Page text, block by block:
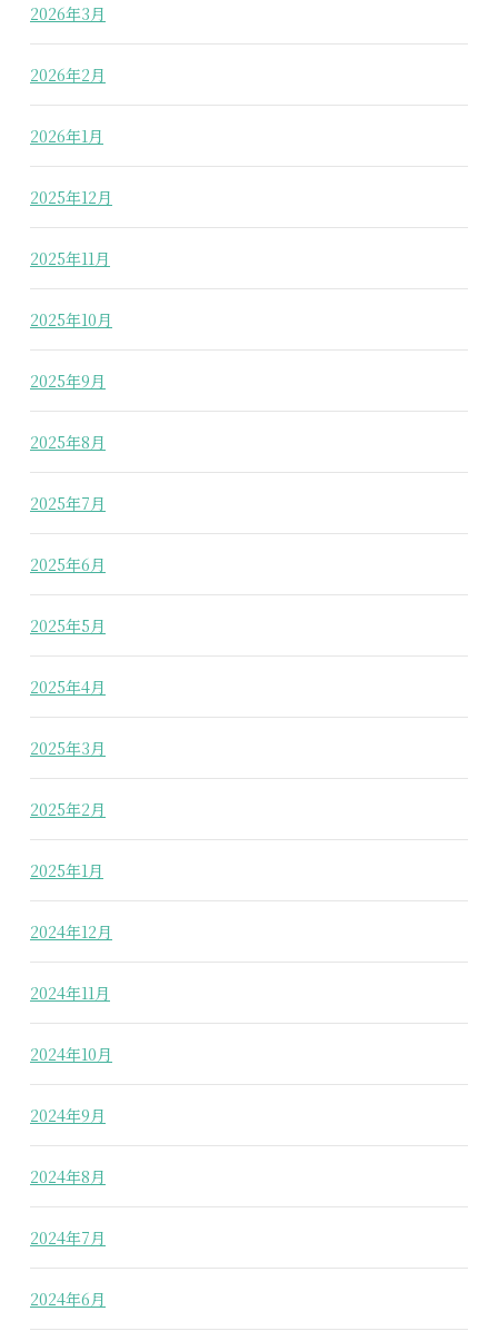
2026年3月
2026年2月
2026年1月
2025年12月
2025年11月
2025年10月
2025年9月
2025年8月
2025年7月
2025年6月
2025年5月
2025年4月
2025年3月
2025年2月
2025年1月
2024年12月
2024年11月
2024年10月
2024年9月
2024年8月
2024年7月
2024年6月